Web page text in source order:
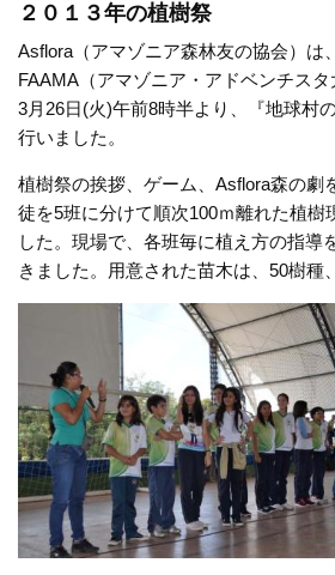
２０１３年の植樹祭
Asflora（アマゾニア森林友の協会）は
FAAMA（アマゾニア・アドベンチス
3月26日(火)午前8時半より、『地球村
行いました。
植樹祭の挨拶、ゲーム、Asflora森の劇
徒を5班に分けて順次100ｍ離れた植樹
した。現場で、各班毎に植え方の指導
きました。用意された苗木は、50樹種